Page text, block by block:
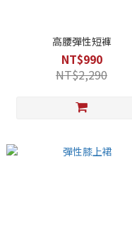
高腰彈性短褲
NT$990
NT$2,290